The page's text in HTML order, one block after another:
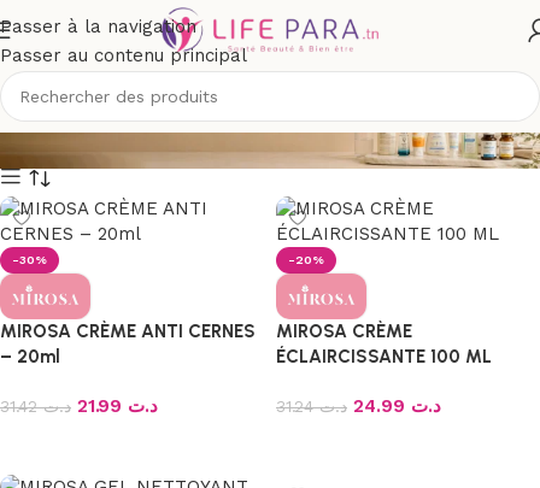
Passer à la navigation
Passer au contenu principal
MIROSA
-30%
MIROSA CRÈME ANTI CERNES
– 20ml
د.ت31.42 د.ت
-20%
MIROSA CRÈME
ÉCLAIRCISSANTE 100 ML
د.ت31.24 د.ت